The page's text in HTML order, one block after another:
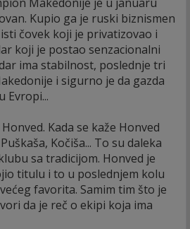
Kupio ga je ruski biznismen
čovek koji je privatizovao i
koji je postao senzacionalni
ima stabilnost, poslednje tri
i sigurno je da gazda
Evropi...
Kada se kaže Honved
Kočiša... To su daleka
sa tradicijom. Honved je
titulu i to u poslednjem kolu
favorita. Samim tim što je
da je reč o ekipi koja ima